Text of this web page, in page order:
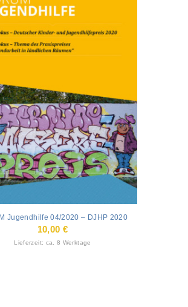
Jugendhilfe 04/2020 – DJHP 2020
10,00 €
Lieferzeit: ca. 8 Werktage